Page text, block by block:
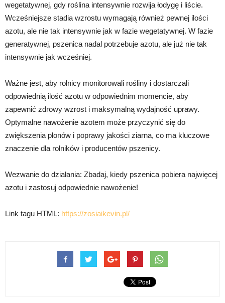
wegetatywnej, gdy roślina intensywnie rozwija łodygę i liście.
Wcześniejsze stadia wzrostu wymagają również pewnej ilości
azotu, ale nie tak intensywnie jak w fazie wegetatywnej. W fazie
generatywnej, pszenica nadal potrzebuje azotu, ale już nie tak
intensywnie jak wcześniej.
Ważne jest, aby rolnicy monitorowali rośliny i dostarczali
odpowiednią ilość azotu w odpowiednim momencie, aby
zapewnić zdrowy wzrost i maksymalną wydajność uprawy.
Optymalne nawożenie azotem może przyczynić się do
zwiększenia plonów i poprawy jakości ziarna, co ma kluczowe
znaczenie dla rolników i producentów pszenicy.
Wezwanie do działania: Zbadaj, kiedy pszenica pobiera najwięcej
azotu i zastosuj odpowiednie nawożenie!
Link tagu HTML: https://zosiaikevin.pl/